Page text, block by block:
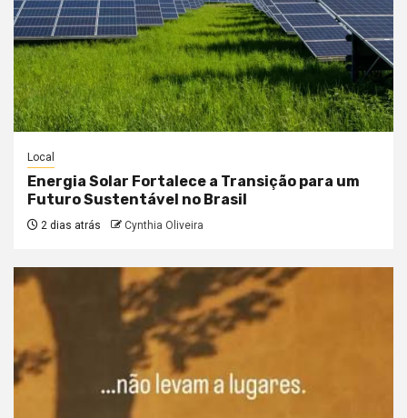
Local
Energia Solar Fortalece a Transição para um
Futuro Sustentável no Brasil
2 dias atrás Cynthia Oliveira